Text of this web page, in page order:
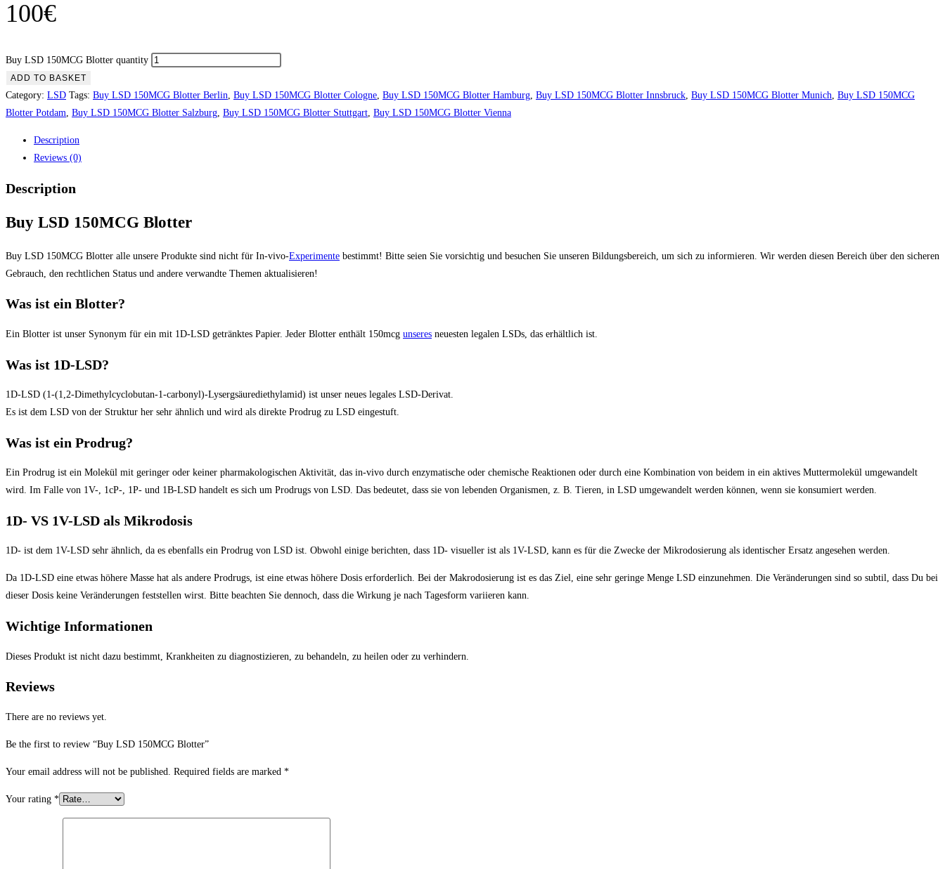
100€
Buy LSD 150MCG Blotter quantity
ADD TO BASKET
Category: LSD Tags: Buy LSD 150MCG Blotter Berlin Buy LSD 150MCG Blotter Cologne Buy LSD 150MCG Blotter Hamburg Buy LSD 150MCG Blotter Innsbruck Buy LSD 150MCG Blotter Munich Buy LSD 150MCG
Blotter Potdam Buy LSD 150MCG Blotter Salzburg Buy LSD 150MCG Blotter Stuttgart Buy LSD 150MCG Blotter Vienna
Description
Reviews (0)
Description
Buy LSD 150MCG Blotter
Buy LSD 150MCG Blotter alle unsere Produkte sind nicht für In-vivo-Experimente bestimmt! Bitte seien Sie vorsichtig und besuchen Sie unseren Bildungsbereich, um sich zu informieren. Wir werden diesen Bereich über den sicheren
Gebrauch, den rechtlichen Status und andere verwandte Themen aktualisieren!
Was ist ein Blotter?
Ein Blotter ist unser Synonym für ein mit 1D-LSD getränktes Papier. Jeder Blotter enthält 150mcg unseres neuesten legalen LSDs, das erhältlich ist.
Was ist 1D-LSD?
1D-LSD (1-(1,2-Dimethylcyclobutan-1-carbonyl)-Lysergsäurediethylamid) ist unser neues legales LSD-Derivat.
Es ist dem LSD von der Struktur her sehr ähnlich und wird als direkte Prodrug zu LSD eingestuft.
Was ist ein Prodrug?
Ein Prodrug ist ein Molekül mit geringer oder keiner pharmakologischen Aktivität, das in-vivo durch enzymatische oder chemische Reaktionen oder durch eine Kombination von beidem in ein aktives Muttermolekül umgewandelt
wird. Im Falle von 1V-, 1cP-, 1P- und 1B-LSD handelt es sich um Prodrugs von LSD. Das bedeutet, dass sie von lebenden Organismen, z. B. Tieren, in LSD umgewandelt werden können, wenn sie konsumiert werden.
1D- VS 1V-LSD als Mikrodosis
1D- ist dem 1V-LSD sehr ähnlich, da es ebenfalls ein Prodrug von LSD ist. Obwohl einige berichten, dass 1D- visueller ist als 1V-LSD, kann es für die Zwecke der Mikrodosierung als identischer Ersatz angesehen werden.
Da 1D-LSD eine etwas höhere Masse hat als andere Prodrugs, ist eine etwas höhere Dosis erforderlich. Bei der Makrodosierung ist es das Ziel, eine sehr geringe Menge LSD einzunehmen. Die Veränderungen sind so subtil, dass Du bei
dieser Dosis keine Veränderungen feststellen wirst. Bitte beachten Sie dennoch, dass die Wirkung je nach Tagesform variieren kann.
Wichtige Informationen
Dieses Produkt ist nicht dazu bestimmt, Krankheiten zu diagnostizieren, zu behandeln, zu heilen oder zu verhindern.
Reviews
There are no reviews yet.
Be the first to review “Buy LSD 150MCG Blotter”
Your email address will not be published. Required fields are marked *
Your rating *